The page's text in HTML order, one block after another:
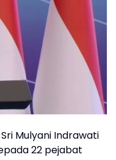
Mulyani Indrawati
22 pejabat